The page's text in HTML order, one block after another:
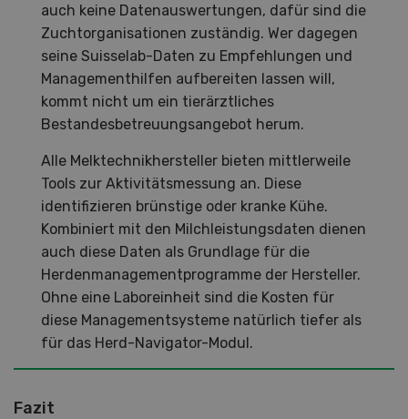
auch keine Datenauswertungen, dafür sind die
Zuchtorganisationen zuständig. Wer dagegen
seine Suisselab-Daten zu Empfehlungen und
Managementhilfen aufbereiten lassen will,
kommt nicht um ein tierärztliches
Bestandesbetreuungsangebot herum.
Alle Melktechnikhersteller bieten mittlerweile
Tools zur Aktivitätsmessung an. Diese
identifizieren brünstige oder kranke Kühe.
Kombiniert mit den Milchleistungsdaten dienen
auch diese Daten als Grundlage für die
Herdenmanagementprogramme der Hersteller.
Ohne eine Laboreinheit sind die Kosten für
diese Managementsysteme natürlich tiefer als
für das Herd-Navigator-Modul.
Fazit